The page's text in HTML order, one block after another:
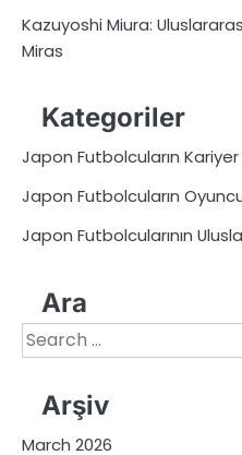
Kazuyoshi Miura:
Miras
Kategoriler
Japon Futbolcuların Kariyer
Japon Futbolcuların
Japon Futbolcularının
Ara
Search
for:
Arşiv
March 2026